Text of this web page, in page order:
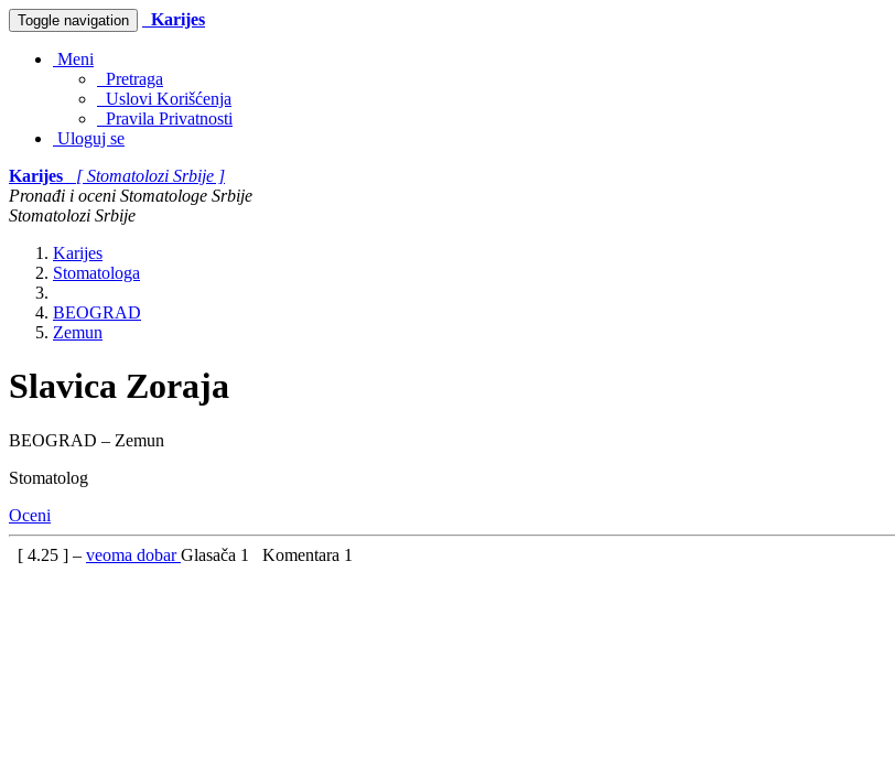
Toggle navigation Karijes
Meni
Pretraga
Uslovi Korišćenja
Pravila Privatnosti
Uloguj se
Karijes
[ Stomatolozi Srbije ]
Pronađi i oceni Stomatologe Srbije
Stomatolozi Srbije
Karijes
Stomatologa
BEOGRAD
Zemun
Slavica Zoraja
BEOGRAD – Zemun
Stomatolog
Oceni
[ 4.25 ] – veoma dobarGlasača 1 Komentara 1